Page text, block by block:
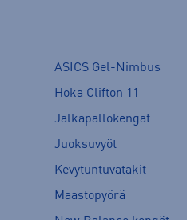
ASICS Gel-Nimbus
Hoka Clifton 11
Jalkapallokengät
Juoksuvyöt
Kevytuntuvatakit
Maastopyörä